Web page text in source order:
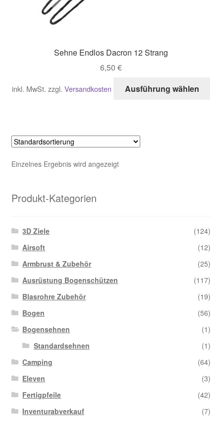
Sehne Endlos Dacron 12 Strang
6,50 €
inkl. MwSt. zzgl. Versandkosten Ausführung wählen
Einzelnes Ergebnis wird angezeigt
Produkt-Kategorien
3D Ziele
(124)
Airsoft
(12)
Armbrust & Zubehör
(25)
Ausrüstung Bogenschützen
(117)
Blasrohre Zubehör
(19)
Bogen
(56)
Bogensehnen
(1)
Standardsehnen
(1)
Camping
(64)
Eleven
(3)
Fertigpfeile
(42)
Inventurabverkauf
(7)